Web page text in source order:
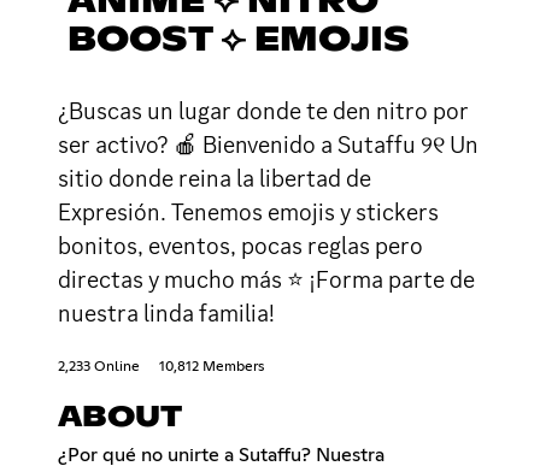
BOOST ⟣ EMOJIS
¿Buscas un lugar donde te den nitro por
ser activo? 🍎 Bienvenido a Sutaffu ୨୧ Un
sitio donde reina la libertad de
Expresión. Tenemos emojis y stickers
bonitos, eventos, pocas reglas pero
directas y mucho más ⭐ ¡Forma parte de
nuestra linda familia!
2,233 Online 10,812 Members
ABOUT
¿Por qué no unirte a Sutaffu? Nuestra